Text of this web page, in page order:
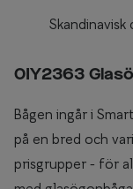
Skandinavisk
0IY2363
Bågen ingår i
på en bred och
prisgrupper - för